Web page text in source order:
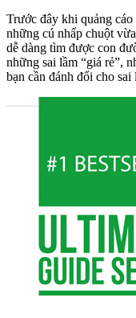
Trước đây khi quảng
những cú nhấp chuột
dễ dàng tìm được con
những sai lầm “giá rẻ”,
bạn cần đánh đổi cho